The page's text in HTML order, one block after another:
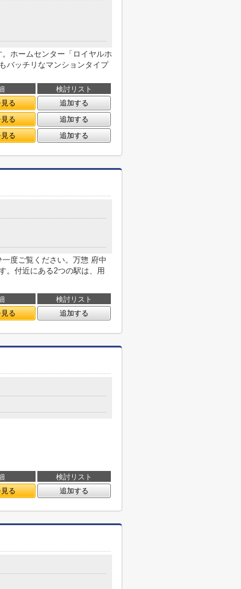
ホームセンター「ロイヤルホ
バッチリなマンションタイプ
検討リスト
る 追加する
る 追加する
る 追加する
度ご覧ください。万惣 府中
。付近にある2つの駅は、用
検討リスト
る 追加する
検討リスト
る 追加する